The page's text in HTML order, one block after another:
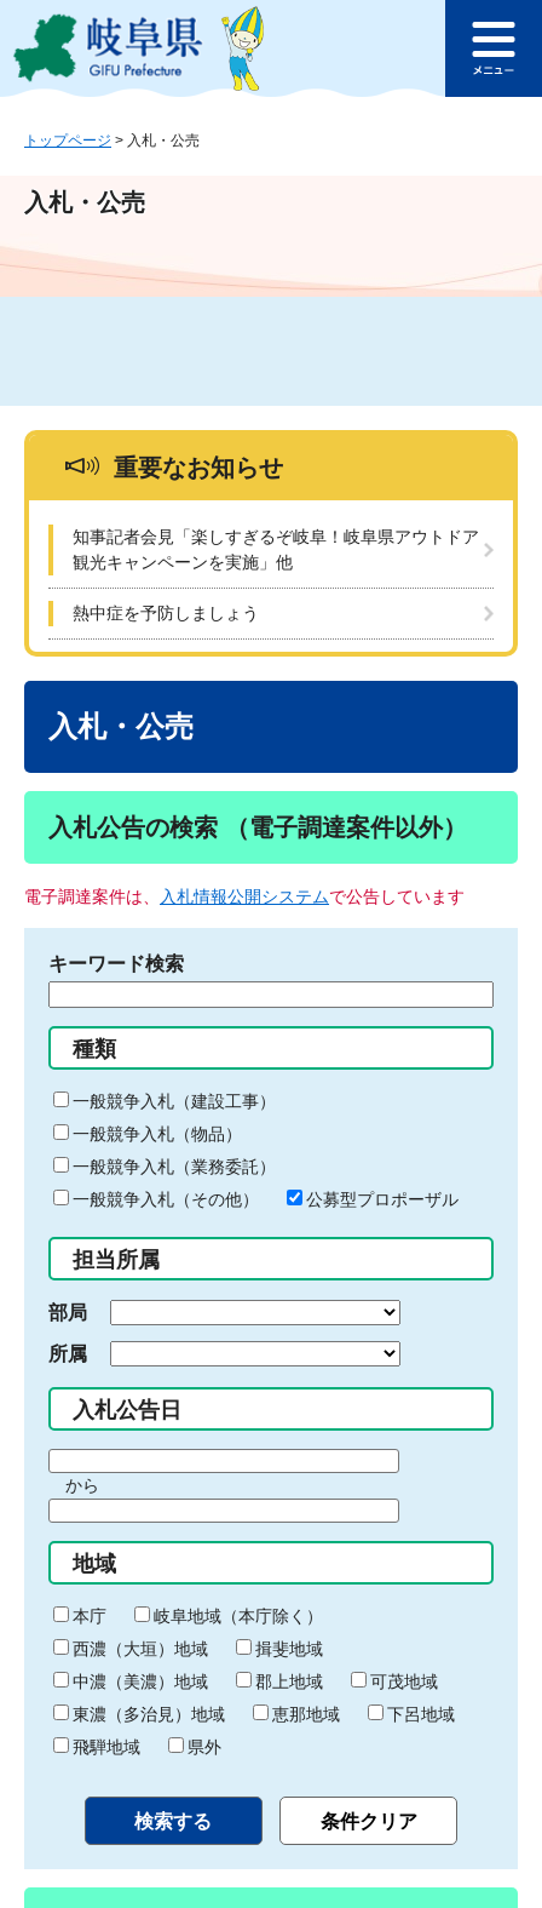
ジ
ュ
文
このページの本文へ
ュ
トップページ > 入札・公売
入札・公売
重要なお知らせ
知事記者会見「楽しすぎるぞ岐阜！岐阜県アウトドア
観光キャンペーンを実施」他
熱中症を予防しましょう
入札・公売
入札公告の検索 （電子調達案件以外）
電子調達案件は、 入札情報公開システムで公告しています
キーワード検索
る
キ
ー
ワ
ー
ド
入
力
種類
一般競争入札（建設工事）
一般競争入札（物品）
一般競争入札（業務委託）
一般競争入札（その他）
公募型プロポーザル
担当所属
部局
所属
入札公告日
間
始
り
から
間
終
わ
り
地域
本庁
岐阜地域（本庁除く）
西濃（大垣）地域
揖斐地域
中濃（美濃）地域
郡上地域
可茂地域
東濃（多治見）地域
恵那地域
下呂地域
飛騨地域
県外